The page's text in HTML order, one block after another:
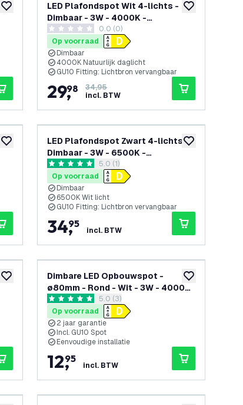
toevoegen aan verlanglijst toevoegen
LED Plafondspot Wit 4-lichts -
Dimbaar - 3W - 4000K -
Kantelbaar
0 score sterren0.0 (0)
Op voorraad
Dimbaar
4000K Natuurlijk daglicht
GU10 Fitting: Lichtbron vervangbaar
29,
98
34,95
incl. BTW
toevoegen aan verlanglijst toevoegen aan
LED Plafondspot Zwart 4-lichts -
Dimbaar - 3W - 6500K -
Kantelbaarreviews drawer openen
5 score sterren5.0 (1)
Op voorraad
Dimbaar
6500K Wit licht
GU10 Fitting: Lichtbron vervangbaar
34,
95
incl. BTW
toevoegen aan verlanglijst toevoegen
Dimbare LED Opbouwspot -
ø80mm - Rond - Wit - 3W - 4000K
- Kantelbaarreviews drawer openen
5 score sterren5.0 (3)
Op voorraad
2 jaar garantie
Incl. GU10 Spot
Eenvoudige installatie
12,
95
incl. BTW